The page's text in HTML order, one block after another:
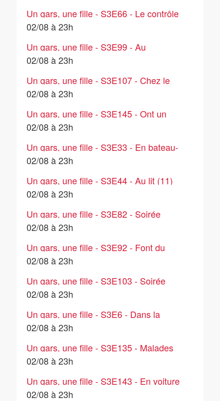
Un gars, une fille - S3E66 - Le contrôle
fiscal
02/08 à 23h
Un gars, une fille - S3E99 - Au
téléphone (7)
02/08 à 23h
Un gars, une fille - S3E107 - Chez le
coiffeur (2)
02/08 à 23h
Un gars, une fille - S3E145 - Ont un
ordinateur (2)
02/08 à 23h
Un gars, une fille - S3E33 - En bateau-
mouche
02/08 à 23h
Un gars, une fille - S3E44 - Au lit (11)
02/08 à 23h
Un gars, une fille - S3E82 - Soirée
entre copains
02/08 à 23h
Un gars, une fille - S3E92 - Font du
bricolage (2)
02/08 à 23h
Un gars, une fille - S3E103 - Soirée
entre copines (2)
02/08 à 23h
Un gars, une fille - S3E6 - Dans la
cuisine (2)
02/08 à 23h
Un gars, une fille - S3E135 - Malades
02/08 à 23h
Un gars, une fille - S3E143 - En voiture
(6)
02/08 à 23h